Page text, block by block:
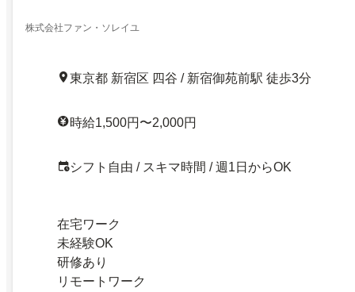
株式会社ファン・ソレイユ
東京都 新宿区 四谷 / 新宿御苑前駅 徒歩3分
時給1,500円〜2,000円
シフト自由 / スキマ時間 / 週1日からOK
在宅ワーク
未経験OK
研修あり
リモートワーク